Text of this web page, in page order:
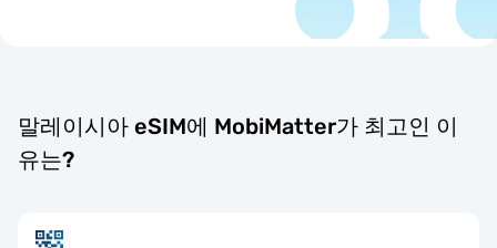
말레이시아 eSIM에 MobiMatter가 최고인 이
유는?